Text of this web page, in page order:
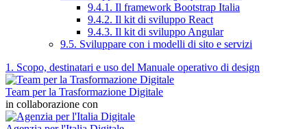
9.4.1. Il framework Bootstrap Italia
9.4.2. Il kit di sviluppo React
9.4.3. Il kit di sviluppo Angular
9.5. Sviluppare con i modelli di sito e servizi
1. Scopo, destinatari e uso del Manuale operativo di design
Team per la Trasformazione Digitale
in collaborazione con